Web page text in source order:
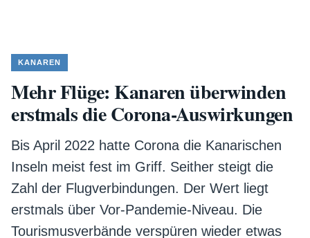
KANAREN
Mehr Flüge: Kanaren überwinden
erstmals die Corona-Auswirkungen
Bis April 2022 hatte Corona die Kanarischen
Inseln meist fest im Griff. Seither steigt die
Zahl der Flugverbindungen. Der Wert liegt
erstmals über Vor-Pandemie-Niveau. Die
Tourismusverbände verspüren wieder etwas